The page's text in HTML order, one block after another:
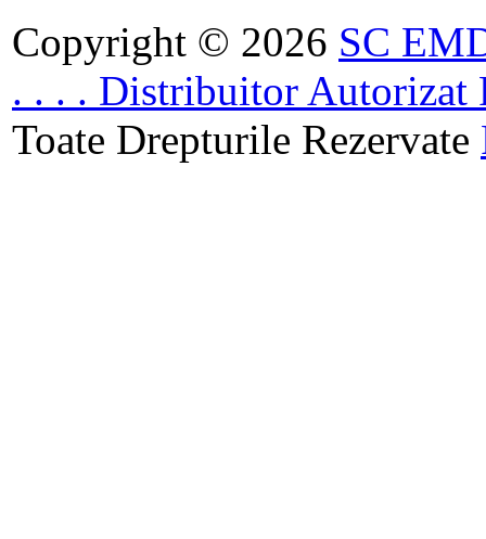
Copyright © 2026 SC
. . . . Distribuitor Autorizat
Toate Drepturile Rezervate